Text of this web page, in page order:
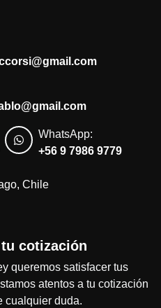
WhatsApp:
+56 9 7986 9779
Chile
cotización
queremos satisfacer tus
atentos a tu cotización
cualquier duda.